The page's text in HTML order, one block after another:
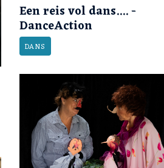
Een reis vol dans.... -
DanceAction
DANS